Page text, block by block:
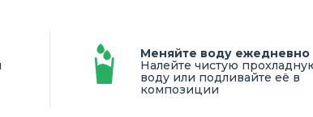
Меняйте воду ежедневно
Налейте чистую
воду или подливайте её в
композиции